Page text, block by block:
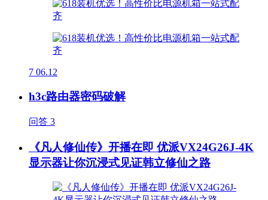
7 06.12
h3c路由器密码破解
问答 3
《凡人修仙传》开播在即 优派VX24G26J-4K
显示器让你沉浸式见证韩立修仙之路